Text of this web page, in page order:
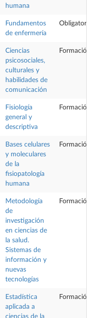
humana
Fundamentos
de enfermería
Obligatoria
Ciencias
psicosociales,
culturales y
habilidades de
comunicación
Formación
Fisiología
general y
descriptiva
Formación
Bases celulares
y moleculares
de la
fisiopatología
humana
Formación
Metodología
de
investigación
en ciencias de
la salud.
Sistemas de
información y
nuevas
tecnologías
Formación
Estadística
aplicada a
ciencias de la
Formación